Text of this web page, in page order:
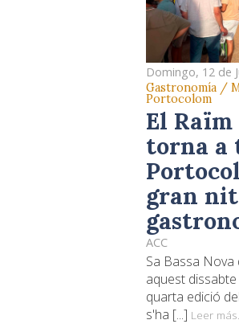
Domingo, 12 de
Gastronomía /
Portocolom
El
torna a
gran
ACC
Sa Bassa
aquest
quarta edició
s'ha [...] Leer más...